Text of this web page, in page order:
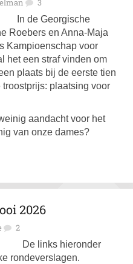
3
In de Georgische
Roebers en Anna-Maja
Kampioenschap voor
het een straf vinden om
plaats bij de eerste tien
plaatsing voor
aandacht voor het
van onze dames?
2026
2
De links hieronder
rondeverslagen.